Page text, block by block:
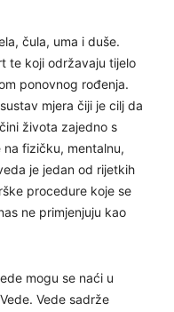
čula, uma i duše.
te koji održavaju tijelo
ponovnog rođenja.
mjera čiji je cilj da
života zajedno s
fizičku, mentalnu,
je jedan od rijetkih
procedure koje se
ne primjenjuju kao
mogu se naći u
Vede sadrže